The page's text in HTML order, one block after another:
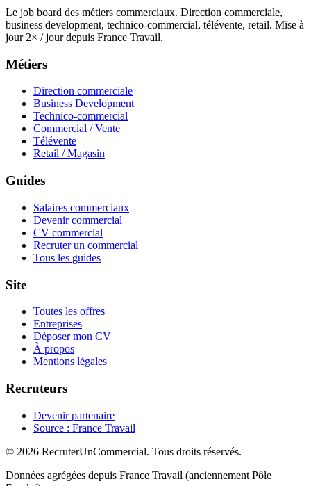
Le job board des métiers commerciaux. Direction commerciale,
business development, technico-commercial, télévente, retail. Mise à
jour 2× / jour depuis France Travail.
Métiers
Direction commerciale
Business Development
Technico-commercial
Commercial / Vente
Télévente
Retail / Magasin
Guides
Salaires commerciaux
Devenir commercial
CV commercial
Recruter un commercial
Tous les guides
Site
Toutes les offres
Entreprises
Déposer mon CV
À propos
Mentions légales
Recruteurs
Devenir partenaire
Source : France Travail
© 2026 RecruterUnCommercial. Tous droits réservés.
Données agrégées depuis France Travail (anciennement Pôle